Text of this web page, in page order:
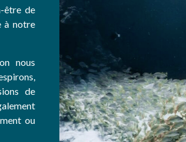
être de
à notre
nous
de
ou